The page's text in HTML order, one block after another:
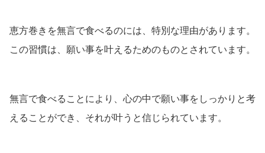
恵方巻きを無言で食べるのには、特別な理由があります。
この習慣は、願い事を叶えるためのものとされています。
無言で食べることにより、心の中で願い事をしっかりと考
えることができ、それが叶うと信じられています。